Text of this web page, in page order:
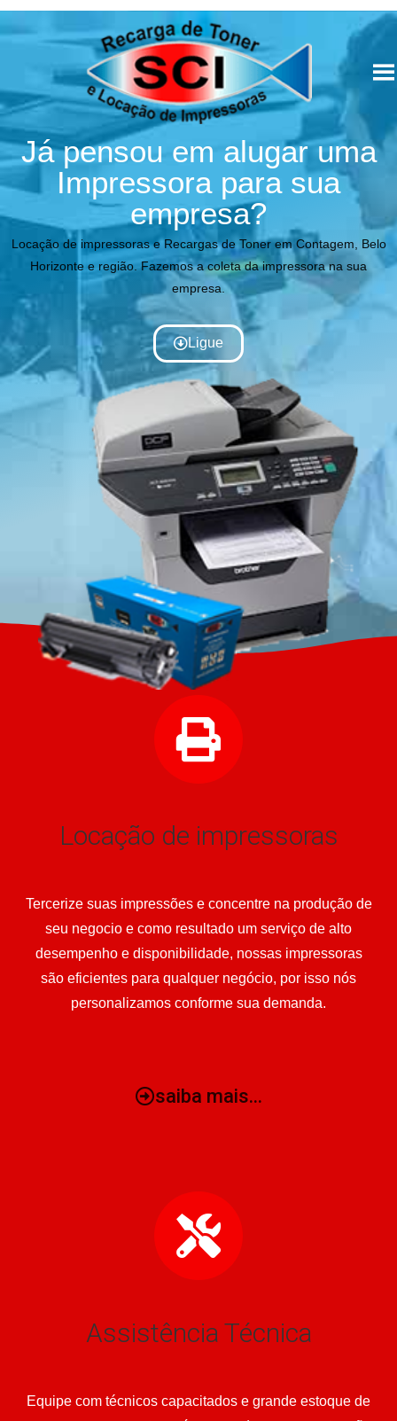
Já pensou em alugar uma
Impressora para sua
empresa?
Locação de impressoras e Recargas de Toner em Contagem, Belo
Horizonte e região. Fazemos a coleta da impressora na sua
empresa.
Ligue
Locação de impressoras
Tercerize suas impressões e concentre na produção de
seu negocio e como resultado um serviço de alto
desempenho e disponibilidade, nossas impressoras
são eficientes para qualquer negócio, por isso nós
personalizamos conforme sua demanda.
saiba mais...
Assistência Técnica
Equipe com técnicos capacitados e grande estoque de